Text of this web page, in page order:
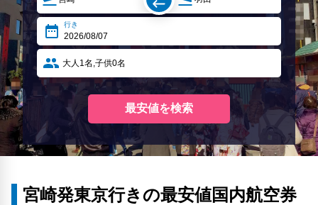
宮崎発東京行きの最安値国内航空券